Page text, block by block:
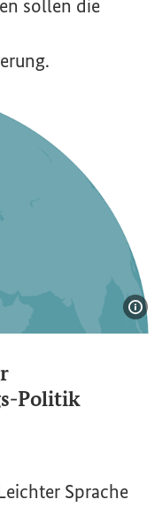
sollen die
Politik
Sprache